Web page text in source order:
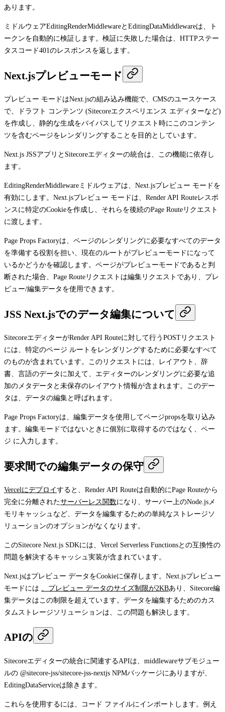
あります。
ミドルウェアEditingRenderMiddlewareと EditingDataMiddlewareは、ト
ークンを自動的に検証します。検証に失敗した場合は、HTTPステー
タスコード401のレスポンスを返します。
Next.jsプレビューモード
プレビュー モードはNext.jsの組み込み機能で、CMSのユースケース
で、ドラフト コンテンツ (Sitecoreエクスペリエンス エディターなど)
を作成し、静的な生成をバイパスしてリクエスト時にこのコンテン
ツを含むページをレンダリングすることを目的としています。
Next.js JSSアプリとSitecoreエディターの統合は、この機能に依存し
ます。
EditingRenderMiddleware ミドルウェアは、Next.jsプレビュー モードを
有効にします。Next.jsプレビュー モードは、Render API Routeレスポ
ンスに特定のCookieを作成し、それらを後続のPage Routeリクエスト
に渡します。
Page Props Factoryは、ページのレンダリングに必要なすべてのデータ
を準備する役割を担い、現在のルートがプレビューモードになって
いるかどうかを確認します。ページがプレビューモードであると判
断された場合、Page Routeリクエストは編集リクエストであり、プレ
ビュー/編集データを使用できます。
JSS Next.jsでのデータ編集について
SitecoreエディターがRender API Routeに対して行う POST リクエスト
には、特定のページ ルートをレンダリングするために必要なすべて
のものが含まれています。このリクエストには、レイアウト、辞
書、言語のデータに加えて、エディターのレンダリングに必要な追
加のメタデータと未保存のレイアウト情報が含まれます。このデー
タは、データの編集と呼ばれます。
Page Props Factoryは、編集データを使用してページpropsを取り込み
ます。編集モードではないときに個別に取得するのではなく、ペー
ジ に入力します。
要求間での編集データの保守
Vercelにデプロイすると、Render API Routeは自動的にPage Routeから
完全に分離されたサーバーレス関数になり、サーバー上のNode.jsメ
モリキャッシュなど、データを編集するための単純なストレージソ
リューションのオプションがなくなります。
このSitecore Next.js SDKには、Vercel Serverless Functionsとの互換性の
問題を解決するキャッシュ実装が含まれています。
Next.jsはプレビュー データをCookieに保存します。Next.jsプレビュー
モードには
、プレビュー データのサイズ制限が2KBあり、Sitecore編
集データはこの制限を超えています。データを編集するためのカス
タムストレージソリューションは、この問題も解決します。
APIの
Sitecoreエディターの統合に関連するAPIは、 middlewareサブモジュー
ルの @sitecore-jss/sitecore-jss-nextjs NPMパッケージにありますが、
EditingDataServiceは除きます。
これらを使用するには、コード ファイルにインポートします。例え